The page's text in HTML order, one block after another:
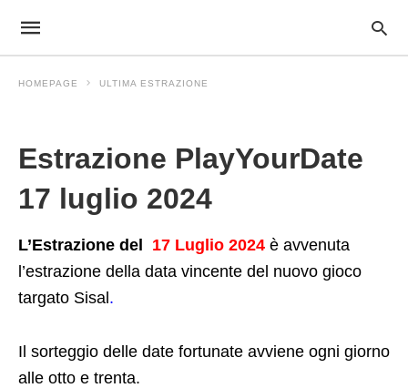
HOMEPAGE ULTIMA ESTRAZIONE
Estrazione PlayYourDate
17 luglio 2024
L’Estrazione del 17 Luglio 2024 è avvenuta
l’estrazione della data vincente del nuovo gioco
targato Sisal .
Il sorteggio delle date fortunate avviene ogni giorno
alle otto e trenta.